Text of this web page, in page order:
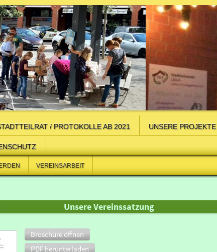
/ PROTOKOLLE AB 2021 UNSERE PROJEKTE
VEREINSARBEIT
Unsere Vereinssatzung
Broschüre öffnen
PDF herunterladen